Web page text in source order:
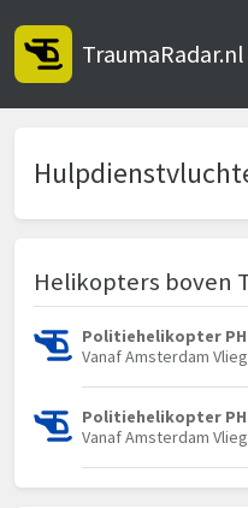
TraumaRadar.nl
Helikopters boven
Politiehelikopter PH-
Vanaf Amsterdam
Politiehelikopter PH-
Vanaf Amsterdam